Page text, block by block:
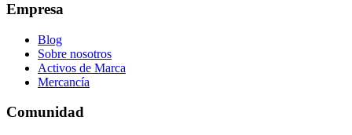
Empresa
Blog
Sobre nosotros
Activos de Marca
Mercancía
Comunidad